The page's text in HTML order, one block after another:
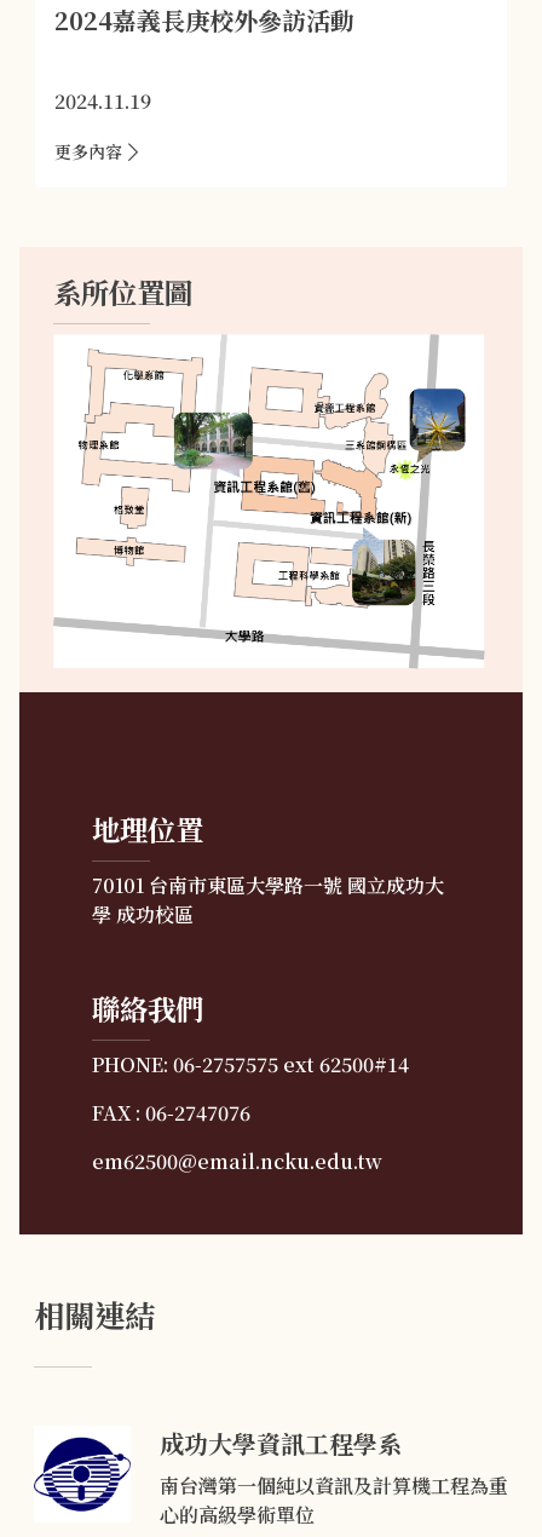
2024嘉義長庚校外參訪活動
2024.11.19
更多內容
系所位置圖
地理位置
70101 台南市東區大學路一號 國立成功大
學 成功校區
聯絡我們
PHONE: 06-2757575 ext 62500#14
FAX : 06-2747076
em62500@email.ncku.edu.tw
相關連結
成功大學資訊工程學系
南台灣第一個純以資訊及計算機工程為重
心的高級學術單位